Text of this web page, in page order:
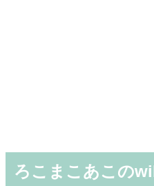
ろこまこあこの